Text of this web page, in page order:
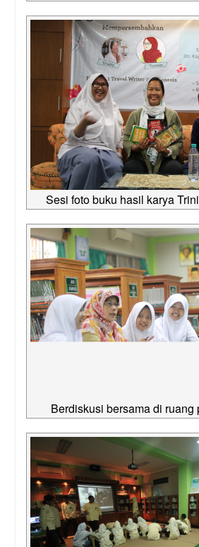
Sesi foto buku hasil karya
Berdiskusi bersama di ruang